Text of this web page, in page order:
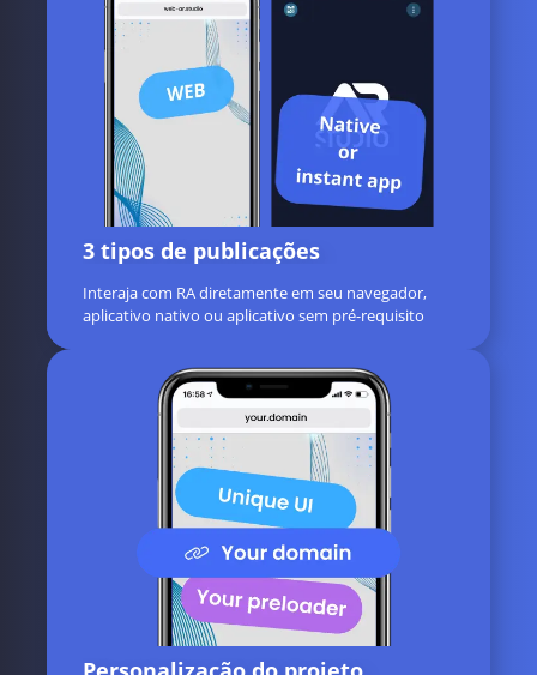
3 tipos de publicações
Interaja com RA diretamente em seu navegador,
aplicativo nativo ou aplicativo sem pré-requisito